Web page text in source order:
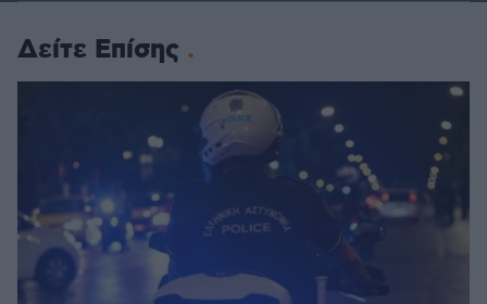
Δείτε Επίσης